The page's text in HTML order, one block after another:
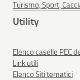
Turismo, Sport,
Utility
Elenco caselle PEC
Link utili
Elenco Siti tematici